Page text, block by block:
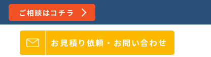
ご相談はコチラ
お見積り依頼・ お問い合わせ